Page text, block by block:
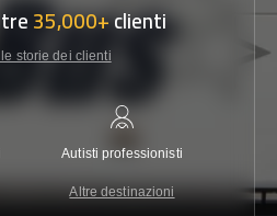
35,000+clienti
storie dei clienti
Autisti professionisti
Altre destinazioni